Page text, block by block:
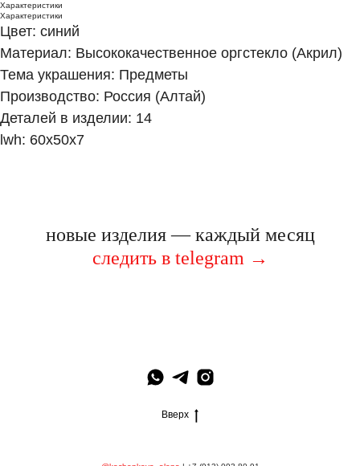
Характеристики
Характеристики
Цвет: синий
Материал: Высококачественное оргстекло (Акрил)
Тема украшения: Предметы
Производство: Россия (Алтай)
Деталей в изделии: 14
lwh: 60x50x7
новые изделия — каждый месяц
следить в telegram →
Вверх